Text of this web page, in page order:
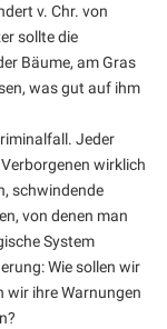
v. Chr. von
sollte die
Bäume, am Gras
was gut auf ihm
Jeder
wirklich
schwindende
von denen man
System
Wie sollen wir
wir ihre Warnungen